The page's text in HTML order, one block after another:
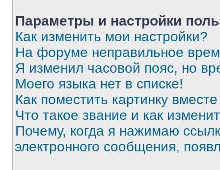
Параметры и настройки
Как изменить мои настройки?
На форуме неправильное
Я изменил часовой пояс, но
Моего языка нет в списке!
Как поместить картинку
Что такое звание и как
Почему, когда я нажимаю
электронного сообщения,